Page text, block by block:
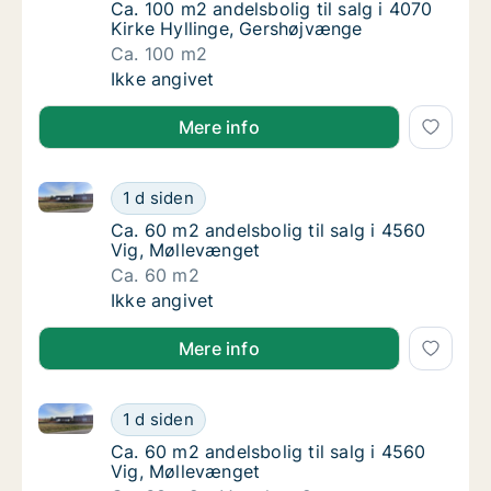
Ca. 100 m2 andelsbolig til salg i 4070
Ca. 100 m2 andelsbolig til salg i 4070
Kirke Hyllinge, Gershøjvænge
Ca. 100 m2
Ca. 100 m2 andelsbolig til salg i 4070
Ikke angivet
Mere info
Ca. 60 m2 andelsbolig til salg i 4560 Vig,
1 d siden
Ca. 60 m2 andelsbolig til salg i 4560 Vig,
Ca. 60 m2 andelsbolig til salg i 4560 Vig,
Ca. 60 m2 andelsbolig til salg i 4560
Vig, Møllevænget
Ca. 60 m2
Ca. 60 m2 andelsbolig til salg i 4560 Vig,
Ikke angivet
Mere info
Ca. 60 m2 andelsbolig til salg i 4560 Vig,
1 d siden
Ca. 60 m2 andelsbolig til salg i 4560 Vig,
Ca. 60 m2 andelsbolig til salg i 4560 Vig,
Ca. 60 m2 andelsbolig til salg i 4560
Vig, Møllevænget